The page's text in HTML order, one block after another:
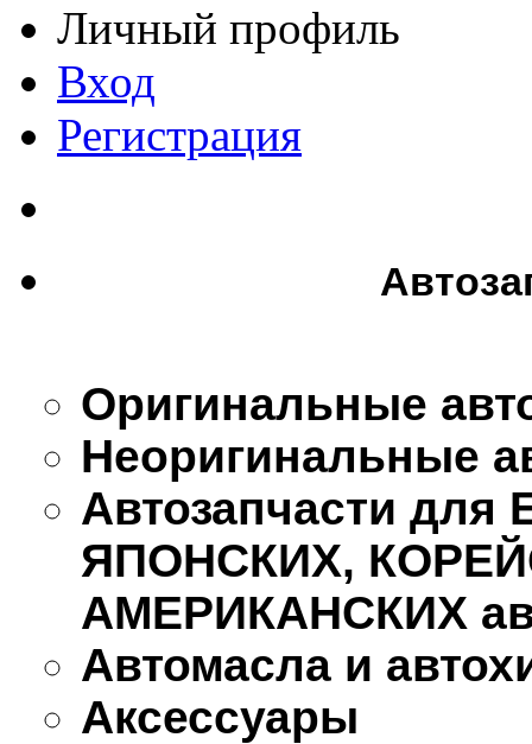
Личный профиль
Вход
Регистрация
Оригинальные
Неоригинальные
Автозапчасти
ЯПОНСКИХ,
АМЕРИКАНСКИХ
Автомасла и
Аксессуары